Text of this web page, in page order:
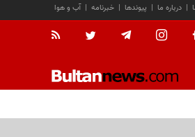
آب و هوا | خبرنامه | پیوندها | درباره ما |